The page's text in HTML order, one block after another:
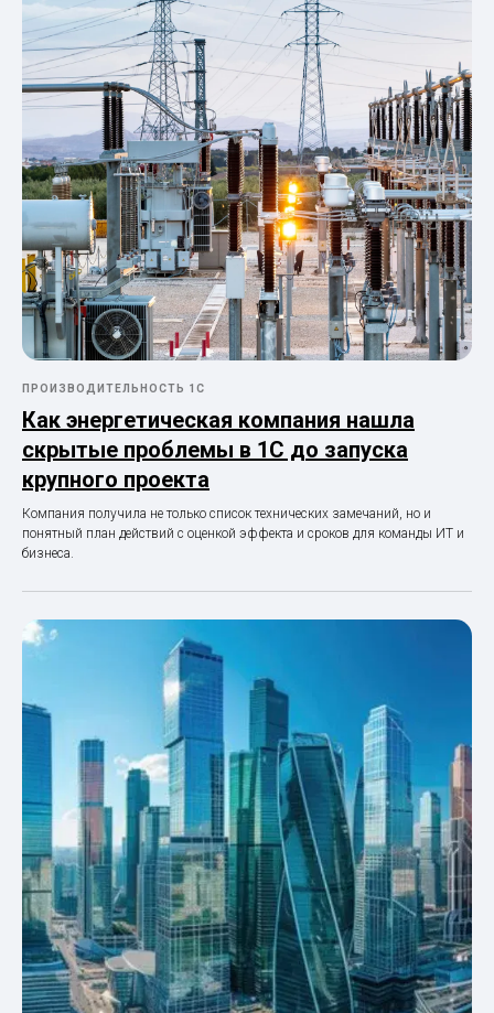
ПРОИЗВОДИТЕЛЬНОСТЬ 1С
Как энергетическая компания нашла
скрытые проблемы в 1С до запуска
крупного проекта
Компания получила не только список технических замечаний, но и
понятный план действий с оценкой эффекта и сроков для команды ИТ и
бизнеса.